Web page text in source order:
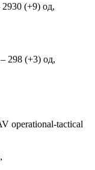
2930 (+9) од,
298 (+3) од,
operational-tactical